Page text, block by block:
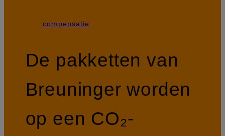
compensatie
De pakketten van
Breuninger worden
op een CO₂-